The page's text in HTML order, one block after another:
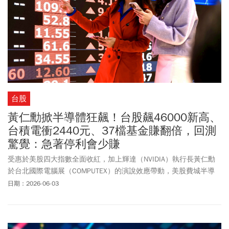
台股
黃仁勳掀半導體狂飆！台股飆46000新高、
台積電衝2440元、37檔基金賺翻倍，回測
驚覺：急著停利會少賺
受惠於美股四大指數全面收紅，加上輝達（NVIDIA）執行長黃仁勳
於台北國際電腦展（COMPUTEX）的演說效應帶動，美股費城半導
體指數狂飆760.62點。在國際多頭氣勢激勵下，台灣加權指數在週
日期：2026-06-03